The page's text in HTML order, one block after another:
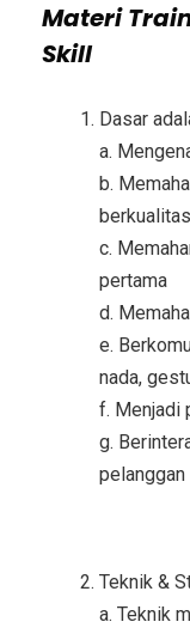
Materi
Skill
Dasar
a.
b.
berkualitas
c.
pertama
d.
e.
nada,
f. Menjadi
g.
pelanggan
Teknik &
a. Teknik